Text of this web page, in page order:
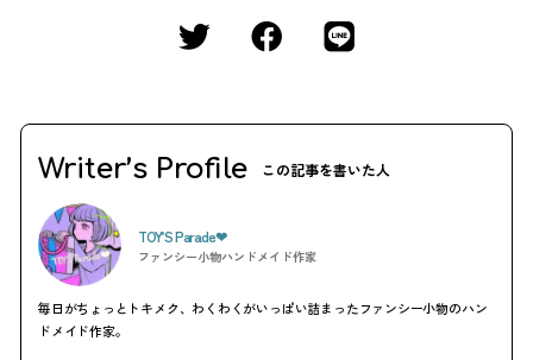
Writer’s Profile この記事を書いた人
TOY’S Parade❤︎
ファンシー小物ハンドメイド作家
毎日がちょっとトキメク、わくわくがいっぱい詰まったファンシー小物のハン
ドメイド作家。